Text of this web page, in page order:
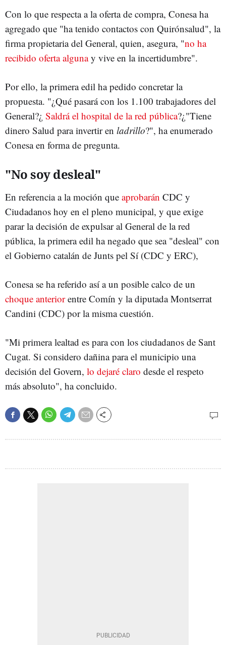
Con lo que respecta a la oferta de compra, Conesa ha
agregado que "ha tenido contactos con Quirónsalud", la
firma propietaria del General, quien, asegura, "no ha
recibido oferta algunay vive en la incertidumbre".
Por ello, la primera edil ha pedido concretar la
propuesta. "¿Qué pasará con los 1.100 trabajadores del
General?¿ Saldrá el hospital de la red pública?¿"Tiene
dinero Salud para invertir en ladrillo?", ha enumerado
Conesa en forma de pregunta.
"No soy desleal"
En referencia a la moción que aprobarán CDC y
Ciudadanos hoy en el pleno municipal, y que exige
parar la decisión de expulsar al General de la red
pública, la primera edil ha negado que sea "desleal" con
el Gobierno catalán de Junts pel Sí (CDC y ERC),
Conesa se ha referido así a un posible calco de un
choque anteriorentre Comín y la diputada Montserrat
Candini (CDC) por la misma cuestión.
"Mi primera lealtad es para con los ciudadanos de Sant
Cugat. Si considero dañina para el municipio una
decisión del Govern, lo dejaré claro desde el respeto
más absoluto", ha concluido.